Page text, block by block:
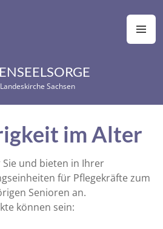
Sachsen
im Alter
und bieten in Ihrer
für Pflegekräfte zum
Senioren an.
können sein: